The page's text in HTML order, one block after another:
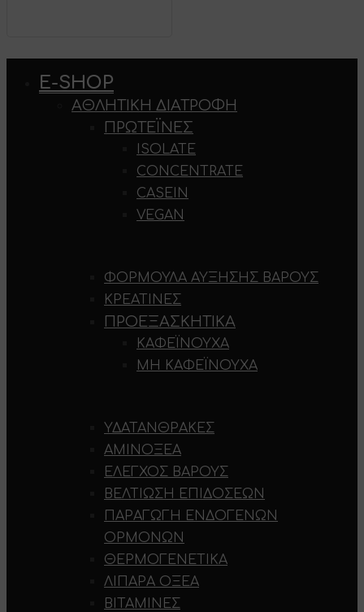
E-SHOP
ΑΘΛΗΤΙΚΉ ΔΙΑΤΡΟΦΉ
ΠΡΩΤΕΪΝΕΣ
ISOLATE
CONCENTRATE
CASEIN
VEGAN
ΦΌΡΜΟΥΛΑ ΑΎΞΗΣΗΣ ΒΆΡΟΥΣ
ΚΡΕΑΤΊΝΕΣ
ΠΡΟΕΞΑΣΚΗΤΙΚΆ
ΚΑΦΕΪΝΟΎΧΑ
ΜΗ ΚΑΦΕΪΝΟΎΧΑ
ΥΔΑΤΆΝΘΡΑΚΕΣ
ΑΜΙΝΟΞΈΑ
ΈΛΕΓΧΟΣ ΒΆΡΟΥΣ
ΒΕΛΤΊΩΣΗ ΕΠΙΔΌΣΕΩΝ
ΠΑΡΑΓΩΓΉ ΕΝΔΟΓΕΝΏΝ
ΟΡΜΟΝΏΝ
ΘΕΡΜΟΓΕΝΕΤΙΚΆ
ΛΙΠΑΡΆ ΟΞΈΑ
ΒΙΤΑΜΊΝΕΣ